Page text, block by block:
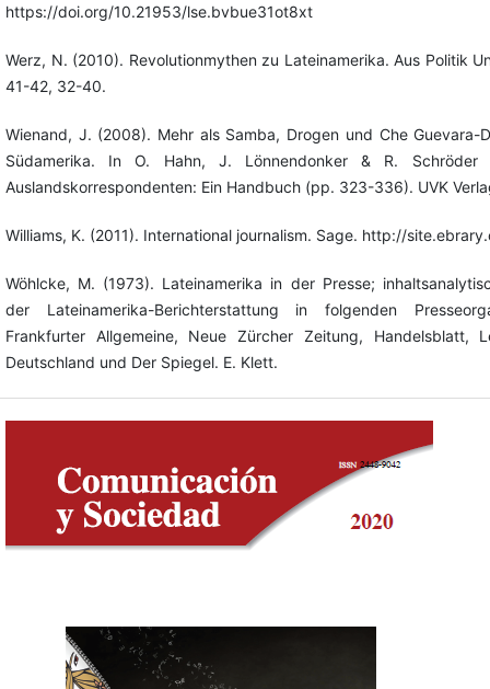
https://doi.org/10.21953/lse.bvbue31ot8xt
Werz, N. (2010). Revolutionmythen zu Lateinamerika. Aus Politik
41-42, 32-40.
Wienand, J. (2008). Mehr als Samba, Drogen und Che Guevara-
Südamerika. In O. Hahn, J. Lönnendonker & R. Schröder
Auslandskorrespondenten: Ein Handbuch (pp. 323-336). UVK
Williams, K. (2011). International journalism. Sage. http://
Wöhlcke, M. (1973). Lateinamerika in der Presse;
der Lateinamerika-Berichterstattung in folgenden
Frankfurter Allgemeine, Neue Zürcher Zeitung, Handelsblatt,
Deutschland und Der Spiegel. E. Klett.